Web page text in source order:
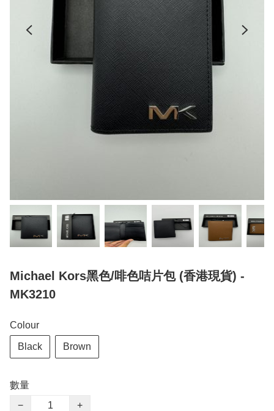
Michael Kors黑色/啡色咭片包 (香港現貨) -
MK3210
Colour
Black Brown
數量
−
+